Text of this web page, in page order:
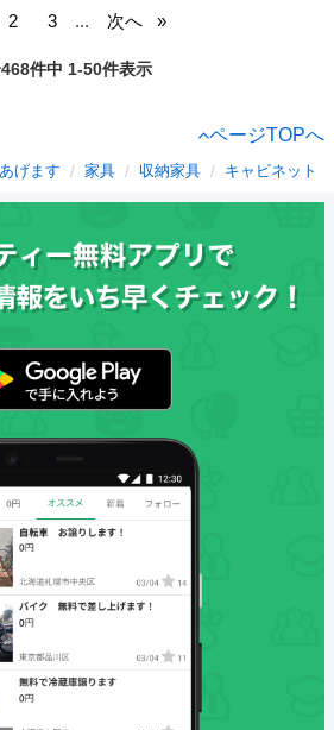
2 3 ... 次へ
件中 1-50件表示
ページTOPへ
げます 家具 収納家具 キャビネット